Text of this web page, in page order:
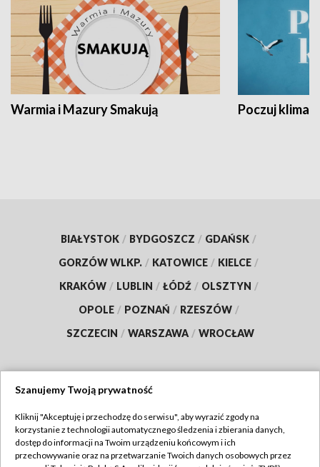
Warmia i Mazury Smakują Poczuj klimat
BIAŁYSTOK / BYDGOSZCZ / GDAŃSK /
GORZÓW WLKP. / KATOWICE / KIELCE /
KRAKÓW / LUBLIN / ŁÓDŹ / OLSZTYN /
OPOLE / POZNAŃ / RZESZÓW /
SZCZECIN / WARSZAWA / WROCŁAW
TVP
Abonament TVP
Regulamin TVP
Szanujemy Twoją prywatność
Kliknij "Akceptuję i przechodzę do serwisu", aby wyrazić zgody na
korzystanie z technologii automatycznego śledzenia i zbierania danych,
dostęp do informacji na Twoim urządzeniu końcowym i ich
przechowywanie oraz na przetwarzanie Twoich danych osobowych przez